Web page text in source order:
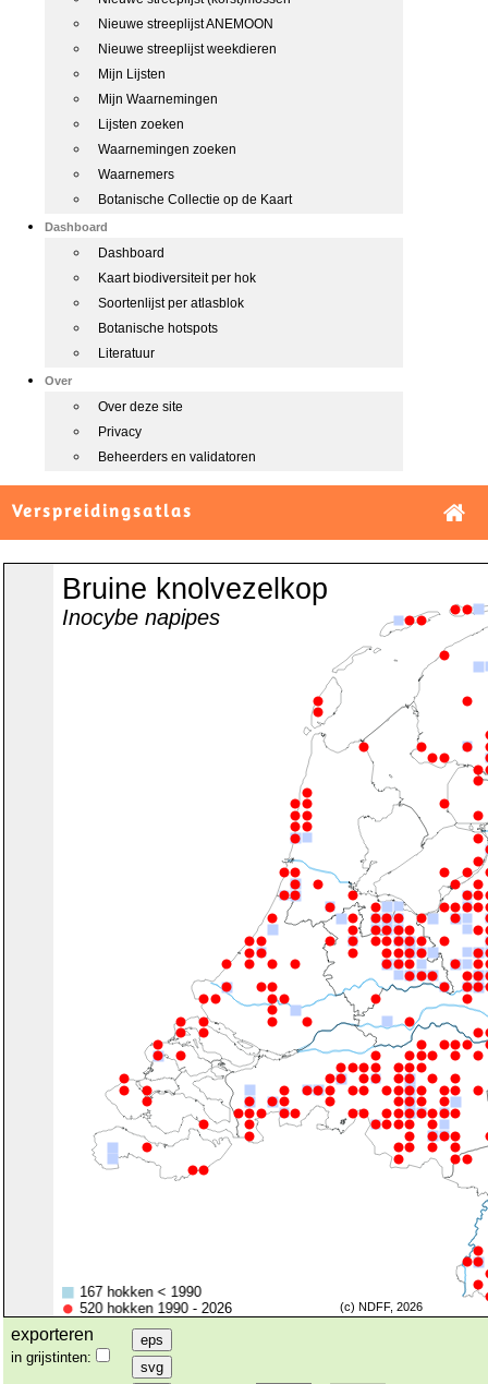
Nieuwe streeplijst ANEMOON
Nieuwe streeplijst weekdieren
Mijn Lijsten
Mijn Waarnemingen
Lijsten zoeken
Waarnemingen zoeken
Waarnemers
Botanische Collectie op de Kaart
Dashboard
Dashboard
Kaart biodiversiteit per hok
Soortenlijst per atlasblok
Botanische hotspots
Literatuur
Over
Over deze site
Privacy
Beheerders en validatoren
Verspreidingsatlas